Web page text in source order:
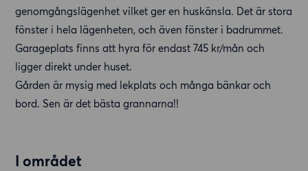
genomgångslägenhet vilket ger en huskänsla. Det är stora
fönster i hela lägenheten, och även fönster i badrummet.
Garageplats finns att hyra för endast 745 kr/mån och
ligger direkt under huset.
Gården är mysig med lekplats och många bänkar och
bord. Sen är det bästa grannarna!!
I området